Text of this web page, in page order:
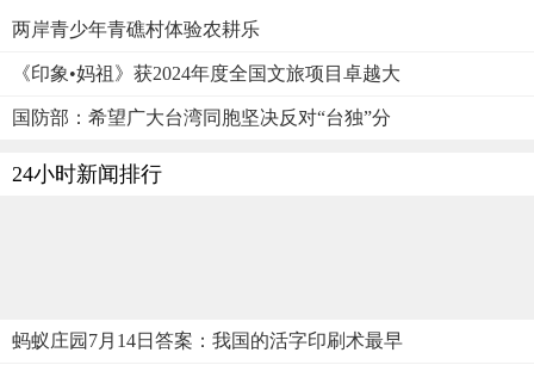
两岸青少年青礁村体验农耕乐
《印象•妈祖》获2024年度全国文旅项目卓越大
国防部：希望广大台湾同胞坚决反对“台独”分
24小时新闻排行
蚂蚁庄园7月14日答案：我国的活字印刷术最早